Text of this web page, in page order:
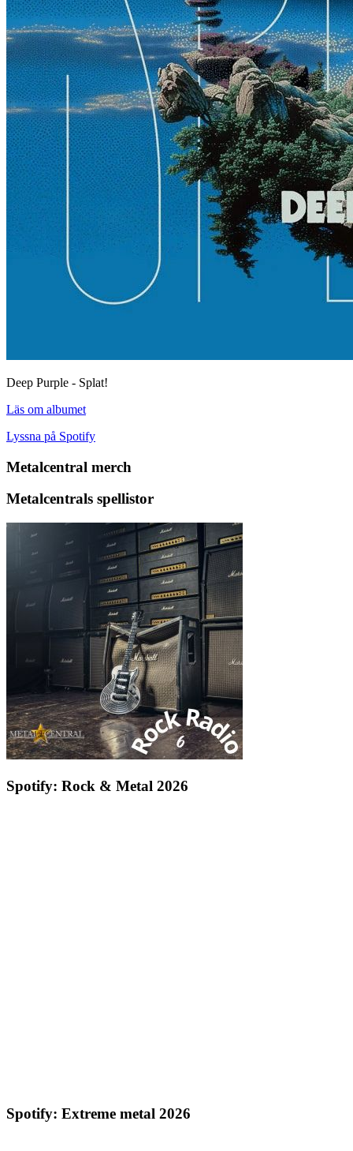
Deep Purple - Splat!
Läs om albumet
Lyssna på Spotify
Metalcentral merch
Metalcentrals spellistor
Spotify: Rock & Metal 2026
Spotify: Extreme metal 2026